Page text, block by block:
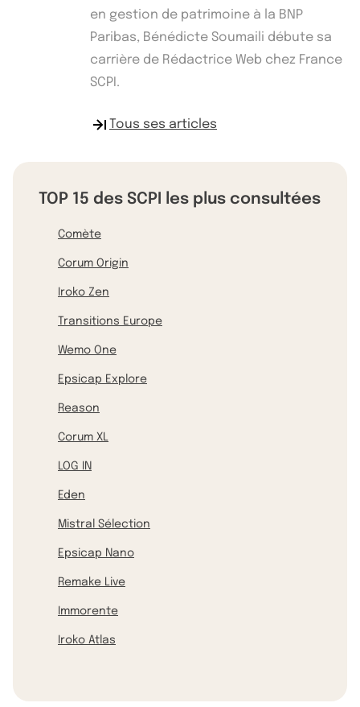
en gestion de patrimoine à la BNP
Paribas, Bénédicte Soumaili débute sa
carrière de Rédactrice Web chez France
SCPI.
Tous ses articles
TOP 15 des SCPI les plus consultées
Comète
Corum Origin
Iroko Zen
Transitions Europe
Wemo One
Epsicap Explore
Reason
Corum XL
LOG IN
Eden
Mistral Sélection
Epsicap Nano
Remake Live
Immorente
Iroko Atlas